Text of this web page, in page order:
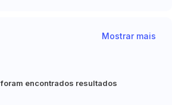
Mostrar mais
foram encontrados resultados